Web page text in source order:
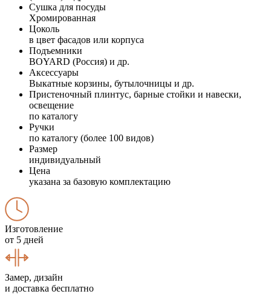
Сушка для посуды
Хромированная
Цоколь
в цвет фасадов или корпуса
Подъемники
BOYARD (Россия) и др.
Аксессуары
Выкатные корзины, бутылочницы и др.
Пристеночный плинтус, барные стойки и навески,
освещение
по каталогу
Ручки
по каталогу (более 100 видов)
Размер
индивидуальный
Цена
указана за базовую комплектацию
Изготовление
от 5 дней
Замер, дизайн
и доставка бесплатно